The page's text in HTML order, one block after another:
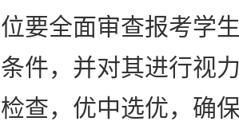
要全面审查报考学
件，并对其进行视
查，优中选优，确